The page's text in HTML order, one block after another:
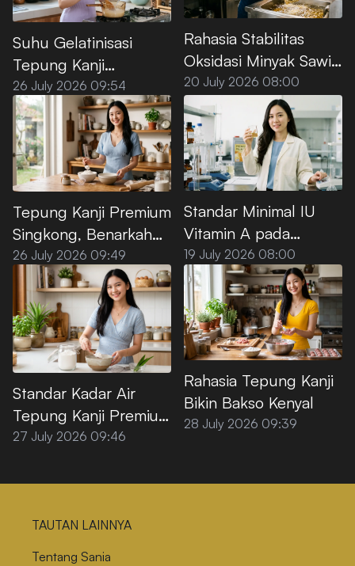
Suhu Gelatinisasi
Tepung Kanji
Premium, Ini Titik
Optimalnya
26 July 2026 09:54
Rahasia Stabilitas
Oksidasi Minyak Sawit
Premium untuk Deep
Frying
20 July 2026 08:00
Tepung Kanji Premium
Singkong, Benarkah
100% Bebas Gluten?
26 July 2026 09:49
Standar Minimal IU
Vitamin A pada
Minyak Goreng Sawit
Premium
19 July 2026 08:00
Standar Kadar Air
Tepung Kanji Premium
agar Tidak
27 July 2026 09:46
Rahasia Tepung Kanji
Bikin Bakso Kenyal
28 July 2026 09:39
TAUTAN LAINNYA
Tentang Sania